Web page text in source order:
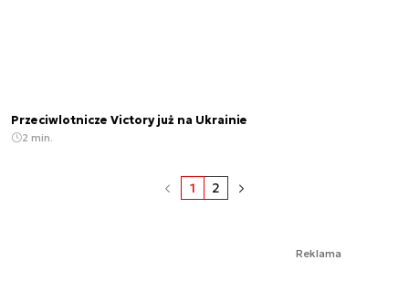
Przeciwlotnicze Victory już na Ukrainie
2 min.
1 2
Reklama